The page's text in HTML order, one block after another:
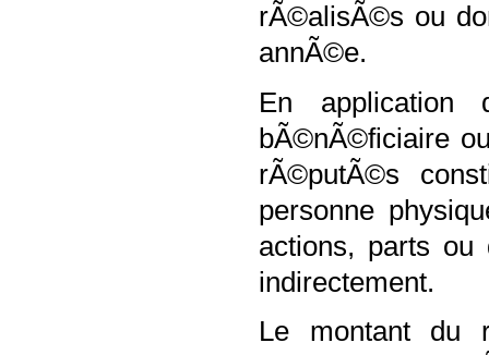
rÃ©alisÃ©s ou
annÃ©e.
En
bÃ©nÃ©ficiaire
rÃ©putÃ©s
personne
actions, parts ou
indirectement.
Le montant du